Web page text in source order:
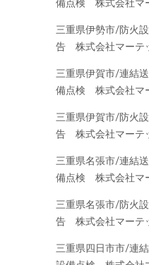
備点検 株式会社マ
三重県伊勢市/防火
告 株式会社マーテ
三重県伊賀市/連結
備点検 株式会社マ
三重県伊賀市/防火
告 株式会社マーテ
三重県名張市/連結
備点検 株式会社マ
三重県名張市/防火
告 株式会社マーテ
三重県四日市市/連